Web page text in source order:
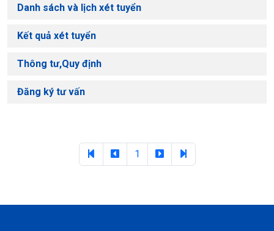
Danh sách và lịch xét tuyển
Kết quả xét tuyển
Thông tư,Quy định
Đăng ký tư vấn
1